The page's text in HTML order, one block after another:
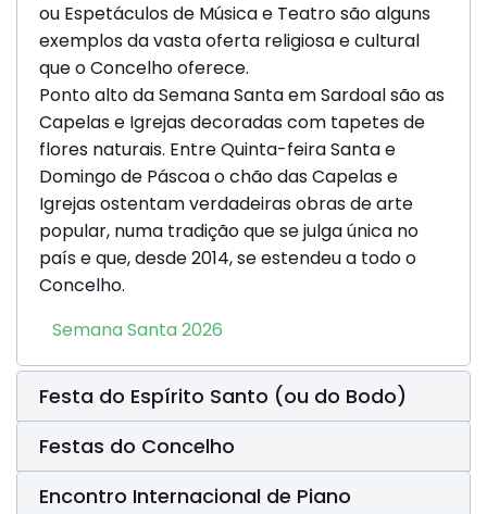
ou Espetáculos de Música e Teatro são alguns
exemplos da vasta oferta religiosa e cultural
que o Concelho oferece.
Ponto alto da Semana Santa em Sardoal são as
Capelas e Igrejas decoradas com tapetes de
flores naturais. Entre Quinta-feira Santa e
Domingo de Páscoa o chão das Capelas e
Igrejas ostentam verdadeiras obras de arte
popular, numa tradição que se julga única no
país e que, desde 2014, se estendeu a todo o
Concelho.
Semana Santa 2026
Festa do Espírito Santo (ou do Bodo)
Festas do Concelho
Encontro Internacional de Piano